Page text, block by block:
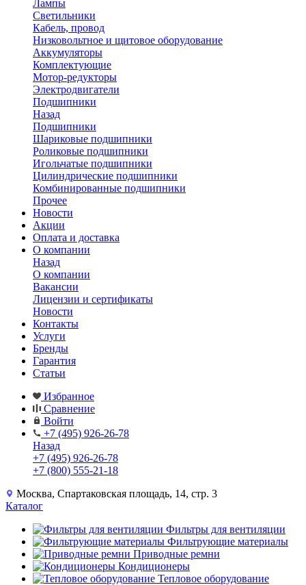
Лампы
Светильники
Кабель, провод
Низковольтное и щитовое оборудование
Аккумуляторы
Комплектующие
Мотор-редукторы
Электродвигатели
Подшипники
Назад
Подшипники
Шариковые подшипники
Роликовые подшипники
Игольчатые подшипники
Цилиндрические подшипники
Комбинированные подшипники
Прочее
Новости
Акции
Оплата и доставка
О компании
Назад
О компании
Вакансии
Лицензии и сертификаты
Новости
Контакты
Услуги
Бренды
Гарантия
Статьи
Избранное
Сравнение
Войти
+7 (495) 926-26-78
Назад
+7 (495) 926-26-78
+7 (800) 555-21-18
Москва, Спартаковская площадь, 14, стр. 3
Каталог
Фильтры для вентиляции
Фильтрующие материалы
Приводные ремни
Кондиционеры
Тепловое оборудование